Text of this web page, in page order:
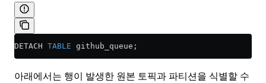
DETACH TABLE github_queue;
아래에서는 행이 발생한 원본 토픽과 파티션을 식별할 수